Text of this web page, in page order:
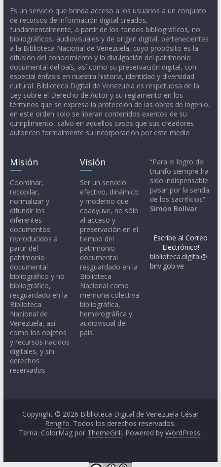
Es un servicio que brinda acceso a los usuarios a un conjunto
de recursos de información digital creados,
fundamentalmente, a partir de los fondos bibliográficos, no
bibliográficos, audiovisuales y de origen digital, pertenecientes
a la Biblioteca Nacional de Venezuela, cuyo propósito es la
difusión del conocimiento y la divulgación del patrimonio
documental del país, así como su preservación digital, con
especial énfasis en nuestra historia, identidad y diversidad
cultural. Biblioteca Digital de Venezuela es respetuosa de la
Ley sobre el Derecho de Autor y su reglamento en los
términos que se expresa la protección de las obras de ingenio,
en este orden solo se liberan contenidos exentos de su
cumplimiento, salvo en aquellos casos que sus creadores
autoricen formalmente su incorporación por este medio
Misión
Coordinar,
recopilar,
normalizar y
difundir los
diferentes
documentos
reproducidos a
partir del
patrimonio
documental
bibliográfico y no
bibliográfico,
resguardado en la
Biblioteca
Nacional de
Venezuela, así
como los objetos
y recursos nacidos
digitales, y sin
derechos
reservados.
Visión
Ser un servicio
efectivo, dinámico
y moderno que
coadyuve, no sólo
al acceso y
preservación en el
tiempo del
patrimonio
documental
resguardado en la
Biblioteca
Nacional como
memoria colectiva
bibliográfica,
hemerográfica y
audiovisual del
país.
“Para el logro del
triunfo siempre ha
sido indispensable
pasar por la senda
de los sacrificios”.
Simón Bolívar
Escribe al Correo
Electrónico!
biblioteca.digital@
bnv.gob.ve
Copyright © 2026 Biblioteca Digital de Venezuela César
Rengifo. Todos los derechos reservados.
Tema: ColorMag por ThemeGrill. Powered byWordPress.